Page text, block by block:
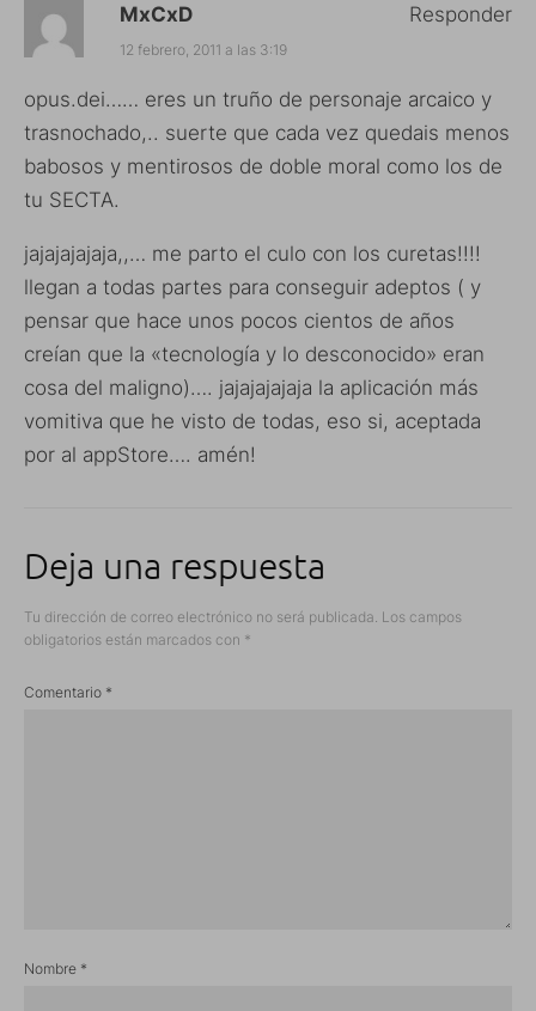
MxCxD
12 febrero, 2011 a las 3:19
opus.dei…… eres un truño de personaje arcaico y
trasnochado,.. suerte que cada vez quedais menos
babosos y mentirosos de doble moral como los de
tu SECTA.
jajajajajaja,,… me parto el culo con los curetas!!!!
llegan a todas partes para conseguir adeptos ( y
pensar que hace unos pocos cientos de años
creían que la «tecnología y lo desconocido» eran
cosa del maligno)…. jajajajajaja la aplicación más
vomitiva que he visto de todas, eso si, aceptada
por al appStore…. amén!
Responder
Deja una respuesta
Tu dirección de correo electrónico no será publicada. Los campos
obligatorios están marcados con *
Comentario *
Nombre *